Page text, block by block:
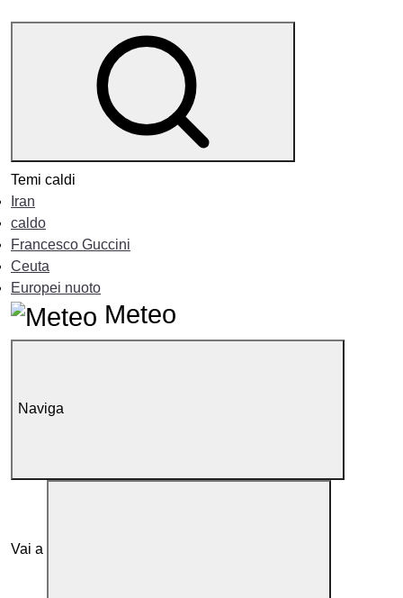
Temi caldi
Iran
caldo
Francesco Guccini
Ceuta
Europei nuoto
Meteo
Naviga
Vai a